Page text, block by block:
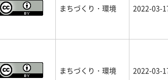
まちづくり・環境 2022-03-
まちづくり・環境 2022-03-